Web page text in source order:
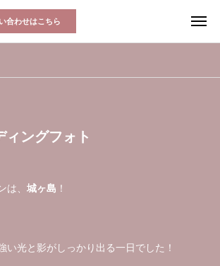
合わせはこちら
ィングフォト
は、 城ヶ島 ！
い光と影がしっかり出る一日でした！